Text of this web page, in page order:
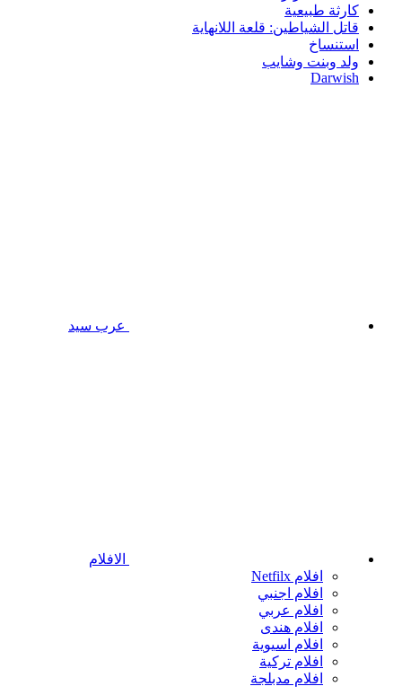
كارثة طبيعية
قاتل الشياطين: قلعة اللانهاية
استنساخ
ولد وبنت وشايب
Darwish
عرب سيد
الافلام
افلام Netfilx
افلام اجنبي
افلام عربي
افلام هندى
افلام اسيوية
افلام تركية
افلام مدبلجة